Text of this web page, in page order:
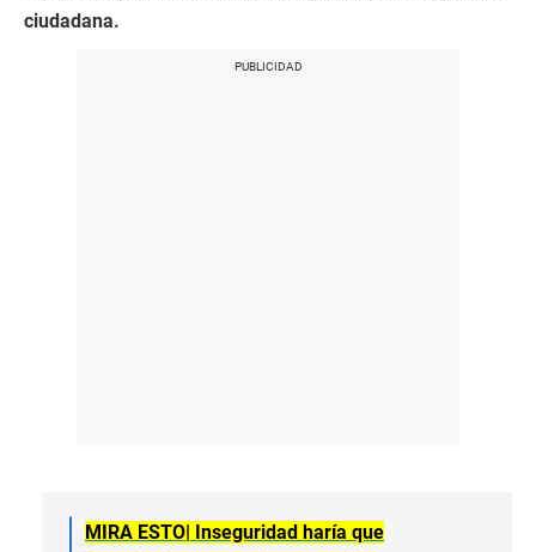
ciudadana.
MIRA ESTO|
Inseguridad haría que